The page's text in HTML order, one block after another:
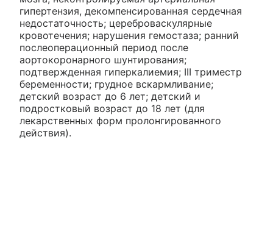
гипертензия, декомпенсированная сердечная
недостаточность; цереброваскулярные
кровотечения; нарушения гемостаза; ранний
послеоперационный период после
аортокоронарного шунтирования;
подтвержденная гиперкалиемия; III триместр
беременности; грудное вскармливание;
детский возраст до 6 лет; детский и
подростковый возраст до 18 лет (для
лекарственных форм пролонгированного
действия).